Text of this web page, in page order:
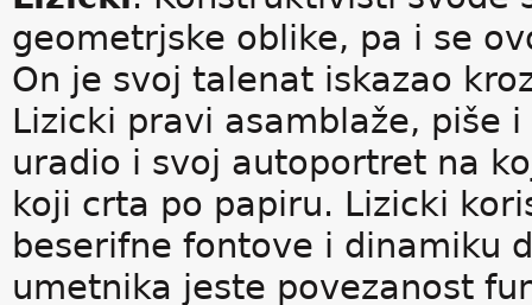
geometrjske oblike, pa i se
On je svoj talenat iskazao
Lizicki pravi asamblaže, piše
uradio i svoj autoportret na
koji crta po papiru. Lizicki
beserifne fontove i dinamiku
umetnika jeste povezanost